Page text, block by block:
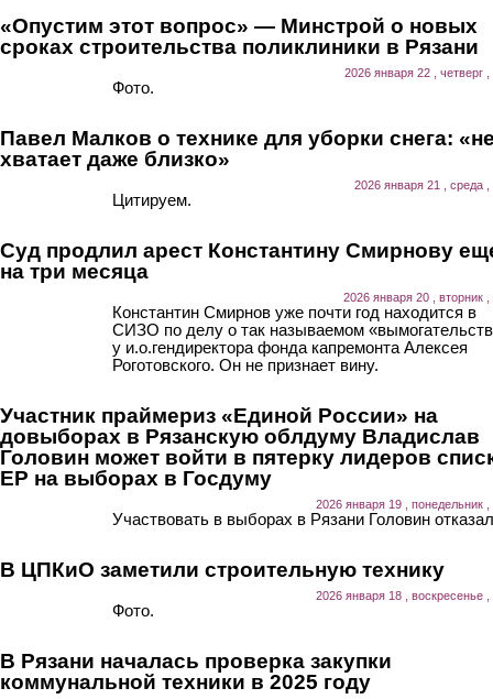
«Опустим этот вопрос» — Минстрой о новых
сроках строительства поликлиники в Рязани
2026 января 22 , четверг ,
Фото.
Павел Малков о технике для уборки снега:
хватает даже близко»
2026 января 21 , среда ,
Цитируем.
Суд продлил арест Константину Смирнову
на три месяца
2026 января 20 , вторник ,
Константин Смирнов уже почти год находится в
СИЗО по делу о так называемом
у и.о.гендиректора фонда капремонта Алексея
Роготовского. Он не признает вину.
Участник праймериз «Единой России» на
довыборах в Рязанскую облдуму Владислав
Головин может войти в пятерку лидеров
ЕР на выборах в Госдуму
2026 января 19 , понедельник ,
Участвовать в выборах в Рязани Головин
В ЦПКиО заметили строительную технику
2026 января 18 , воскресенье ,
Фото.
В Рязани началась проверка закупки
коммунальной техники в 2025 году